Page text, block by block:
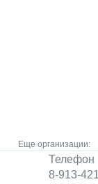
Еще организации:
Телефон
8-913-